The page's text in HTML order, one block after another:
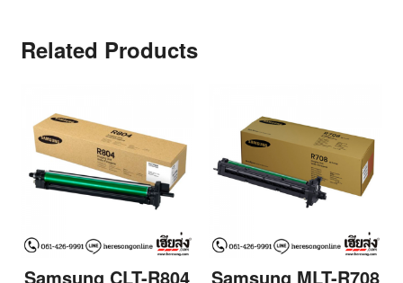
Related Products
Samsung CLT-R804 Samsung MLT-R708